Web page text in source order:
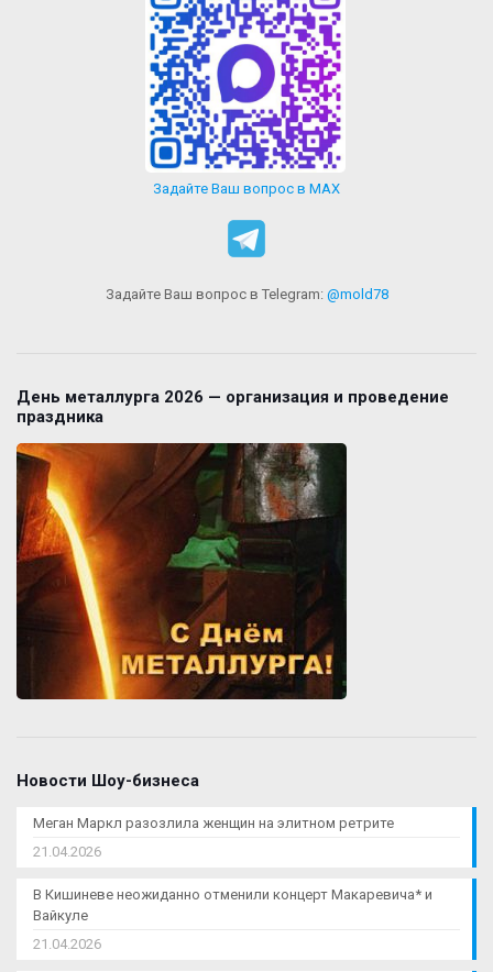
Задайте Ваш вопрос в MAX
Задайте Ваш вопрос в Telegram: @mold78
День металлурга 2026 — организация и проведение
праздника
Новости Шоу-бизнеса
Меган Маркл разозлила женщин на элитном ретрите
21.04.2026
В Кишиневе неожиданно отменили концерт Макаревича* и
Вайкуле
21.04.2026